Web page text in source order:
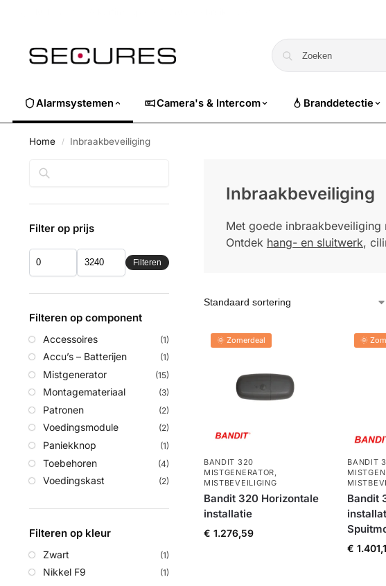
Alarmsystemen Camera's & Intercom Branddetectie
Home / Inbraakbeveiliging
Inbraakbeveiliging
Met goede
Ontdek hang- en sluitwerk,
🌞 Zomerdeal
BANDIT 320
MISTGENERATOR,
MISTBEVEILIGING
Bandit 320 Horizontale
installatie
€ 1.276,59
🌞
BANDIT
Bandit
€
Filter op prijs
Filteren
Filteren op component
Accessoires (1)
Accu’s – Batterijen (1)
Mistgenerator (15)
Montagemateriaal (3)
Patronen (2)
Voedingsmodule (2)
Paniekknop (1)
Toebehoren (4)
Voedingskast (2)
Filteren op kleur
Zwart (1)
Nikkel F9 (1)